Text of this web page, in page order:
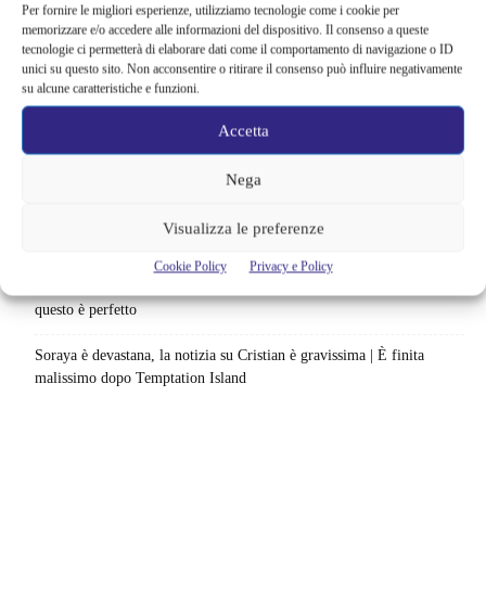
Per fornire le migliori esperienze, utilizziamo tecnologie come i cookie per
memorizzare e/o accedere alle informazioni del dispositivo. Il consenso a queste
tecnologie ci permetterà di elaborare dati come il comportamento di navigazione o ID
unici su questo sito. Non acconsentire o ritirare il consenso può influire negativamente
su alcune caratteristiche e funzioni.
Accetta
Nega
Visualizza le preferenze
Cookie Policy Privacy e Policy
84 pasti in 28 giorni: da guardare subito
Uno splendido errore 3 arriva su Netflix, l’ora esatta del debutto in
italia: quando saranno disponibili gli episodi
Agosto 2026 si accende in streaming | Oltre 40 serie tra grandi ritorni
e debutti: gli appuntamenti da non perdere
Su Disney+ arriva un thriller che non fa sconti | Otto episodi tra
questo è perfetto
Soraya è devastana, la notizia su Cristian è gravissima | È finita
malissimo dopo Temptation Island